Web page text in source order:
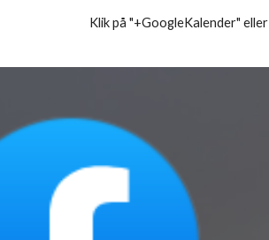
Klik på "+GoogleKalender" eller